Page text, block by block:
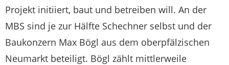
Projekt initiiert, baut und betreiben will. An der
MBS sind je zur Hälfte Schechner selbst und der
Baukonzern Max Bögl aus dem oberpfälzischen
Neumarkt beteiligt. Bögl zählt mittlerweile